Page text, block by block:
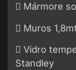
 Mármore
 Muros
 Vidro
Standley